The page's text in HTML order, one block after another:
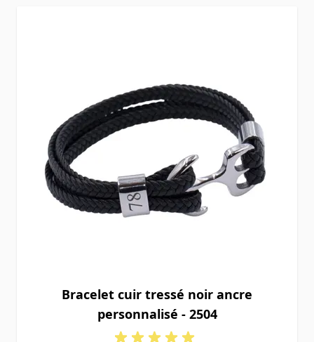
Bracelet cuir tressé noir ancre
personnalisé - 2504